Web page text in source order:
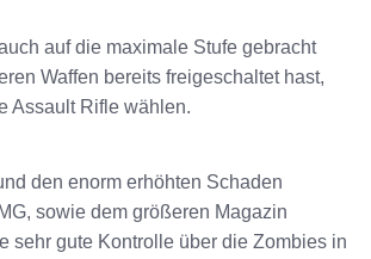
auf die maximale Stufe gebracht
Waffen bereits freigeschaltet hast,
Assault Rifle wählen.
den enorm erhöhten Schaden
sowie dem größeren Magazin
sehr gute Kontrolle über die Zombies in